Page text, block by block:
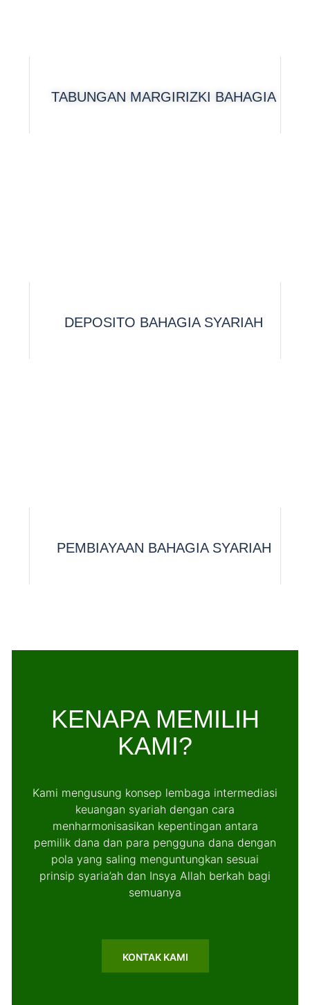
TABUNGAN MARGIRIZKI BAHAGIA
DEPOSITO BAHAGIA SYARIAH
PEMBIAYAAN BAHAGIA SYARIAH
KENAPA MEMILIH
KAMI?
Kami mengusung konsep lembaga intermediasi
keuangan syariah dengan cara
menharmonisasikan kepentingan antara
pemilik dana dan para pengguna dana dengan
pola yang saling menguntungkan sesuai
prinsip syaria’ah dan Insya Allah berkah bagi
semuanya
KONTAK KAMI